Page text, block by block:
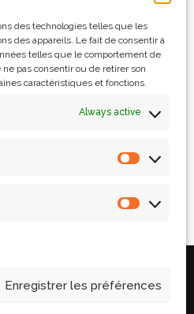
des technologies telles que les
des appareils. Le fait de consentir à
telles que le comportement de
pas consentir ou de retirer son
caractéristiques et fonctions.
Always active
Enregistrer les préférences
credits